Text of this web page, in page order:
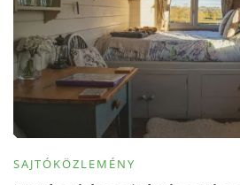
SAJTÓKÖZLEMÉNY